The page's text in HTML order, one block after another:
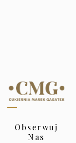
Obserwuj
Nas